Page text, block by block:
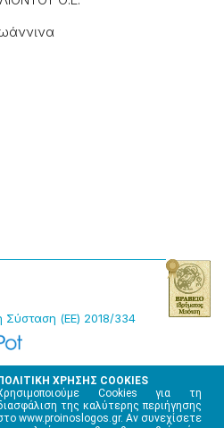
ΧΡΗΣΗΣ COOKIES
Cookies για τη
της καλύτερης περιήγησης
www.proinoslogos.gr. Αν συνεχίσετε
(ΕΕ) 2018/334
Μ.Η.Τ. 220242